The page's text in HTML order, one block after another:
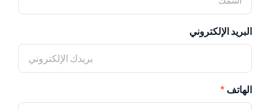
البريد الإلكتروني
الهاتف